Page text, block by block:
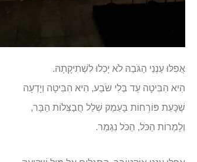
אֲפִלּוּ עַנְנֵי הַגֹּבַהּ לֹא יָכְלוּ לִשְׁתִיקָתָהּ.
הִיא הִבִּיטָה עַד בְּלִי שֹׂבַע, הִיא הִבִּיטָה וְיָדְעָה
שֶׁכָּעֵת פּוֹרְחוֹת בָּעֵמֶק שְׁלַל חֲבַצְּלוֹת הַבָּר,
וְלַמְרוֹת הַכֹּל, הַכֹּל נִגְמַר.